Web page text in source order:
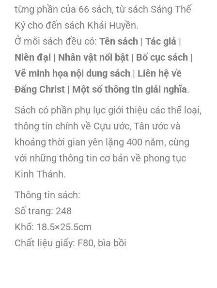
từng phần của 66 sách, từ sách Sáng Thế
Ký cho đến sách Khải Huyền.
Ở mỗi sách đều có: Tên sách | Tác giả |
Niên đại | Nhân vật nổi bật | Bố cục sách |
Vẽ minh họa nội dung sách | Liên hệ về
Đấng Christ | Một số thông tin giải nghĩa.
Sách có phần phụ lục giới thiệu các thể loại,
thông tin chính về Cựu ước, Tân ước và
khoảng thời gian yên lặng 400 năm, cùng
với những thông tin cơ bản về phong tục
Kinh Thánh.
Thông tin sách:
Số trang: 248
Khổ: 18.5×25.5cm
Chất liệu giấy: F80, bìa bồi